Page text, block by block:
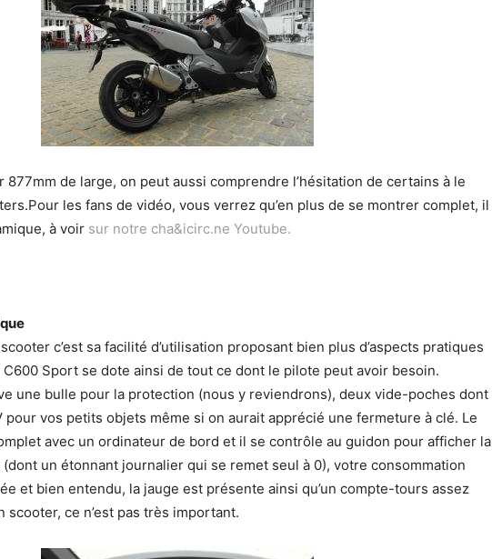
877mm de large, on peut aussi comprendre l’hésitation de certains à le
les fans de vidéo, vous verrez qu’en plus de se montrer complet, il
à voir sur notre cha&icirc.ne Youtube.
scooter c’est sa facilité d’utilisation proposant bien plus d’aspects pratiques
C600 Sport se dote ainsi de tout ce dont le pilote peut avoir besoin.
une bulle pour la protection (nous y reviendrons), deux vide-poches dont
pour vos petits objets même si on aurait apprécié une fermeture à clé. Le
avec un ordinateur de bord et il se contrôle au guidon pour afficher la
un étonnant journalier qui se remet seul à 0), votre consommation
et bien entendu, la jauge est présente ainsi qu’un compte-tours assez
scooter, ce n’est pas très important.